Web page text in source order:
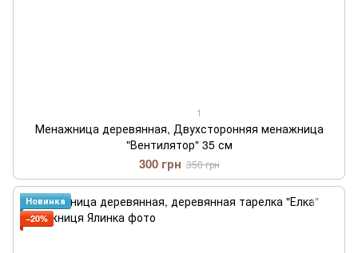
1
Менажница деревянная, Двухсторонняя менажница
"Вентилятор" 35 см
300 грн 350 грн
Новинка
−20%